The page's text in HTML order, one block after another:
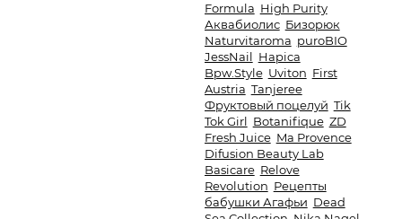
Formula High Purity
Аквабиолис Бизорюк
Naturvitaroma puroBIO
JessNail Hapica
Bpw.Style Uviton First
Austria Tanjeree
Фруктовый поцелуй Tik
Tok Girl Botanifique ZD
Fresh Juice Ma Provence
Difusion Beauty Lab
Basicare Relove
Revolution Рецепты
бабушки Агафьи Dead